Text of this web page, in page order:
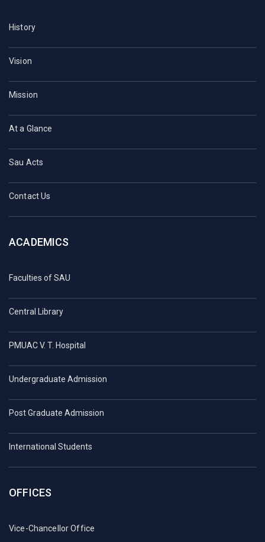
History
Vision
Mission
At a Glance
Sau Acts
Contact Us
ACADEMICS
Faculties of SAU
Central Library
PMUAC V. T. Hospital
Undergraduate Admission
Post Graduate Admission
International Students
OFFICES
Vice-Chancellor Office